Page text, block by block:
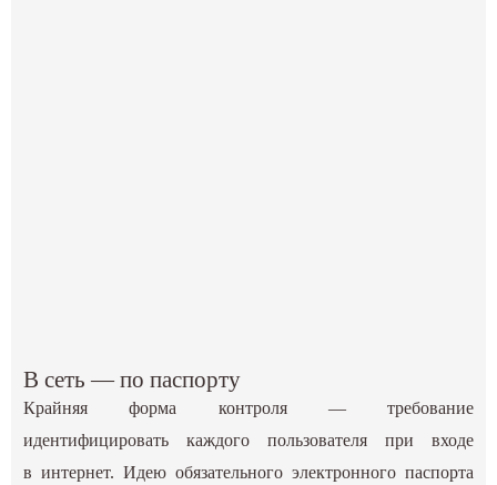
В сеть — по паспорту
Крайняя форма контроля — требование
идентифицировать каждого пользователя при входе
в интернет. Идею обязательного электронного паспорта